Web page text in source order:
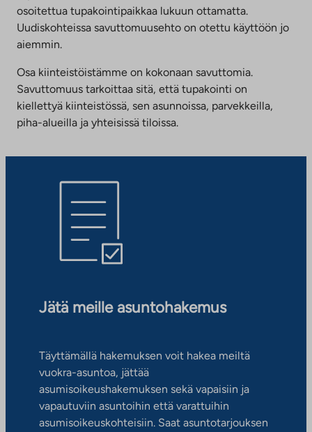
osoitettua tupakointipaikkaa lukuun ottamatta.
Uudiskohteissa savuttomuusehto on otettu käyttöön jo
aiemmin.
Osa kiinteistöistämme on kokonaan savuttomia.
Savuttomuus tarkoittaa sitä, että tupakointi on
kiellettyä kiinteistössä, sen asunnoissa, parvekkeilla,
piha-alueilla ja yhteisissä tiloissa.
Jätä meille asuntohakemus
Täyttämällä hakemuksen voit hakea meiltä
vuokra-asuntoa, jättää
asumisoikeushakemuksen sekä vapaisiin ja
vapautuviin asuntoihin että varattuihin
asumisoikeuskohteisiin. Saat asuntotarjouksen